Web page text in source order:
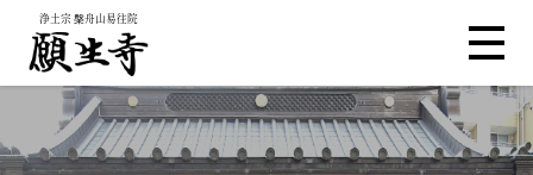
浄土宗 槃舟山易往院